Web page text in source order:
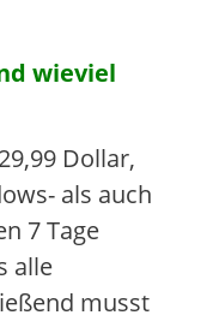
wieviel
Dollar,
als auch
7 Tage
alle
musst